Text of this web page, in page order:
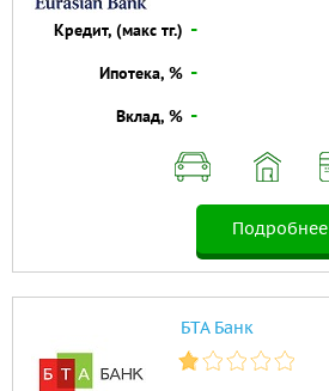
Подробнее
Кредит, (макс тг.) -
Ипотека, % -
Вклад, % -
БТА Банк